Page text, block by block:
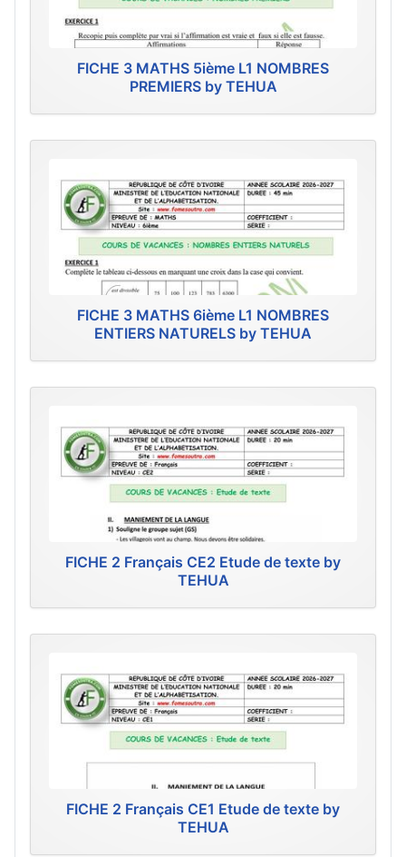
FICHE 3 MATHS 5ième L1 NOMBRES
PREMIERS by TEHUA
FICHE 3 MATHS 6ième L1 NOMBRES
ENTIERS NATURELS by TEHUA
FICHE 2 Français CE2 Etude de texte by
TEHUA
FICHE 2 Français CE1 Etude de texte by
TEHUA